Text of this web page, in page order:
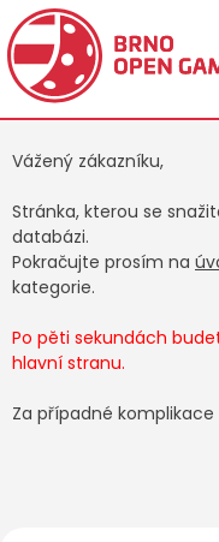
Vážený zákazníku,
Stránka, kterou se
databázi.
Pokračujte prosím na
kategorie.
Po pěti sekundách
hlavní stranu.
Za případné